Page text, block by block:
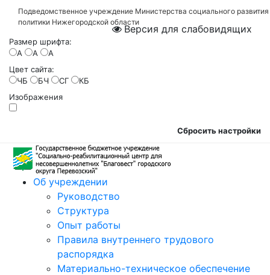
Подведомственное учреждение Министерства социального
политики Нижегородской области
Версия для слабовидящих
Размер шрифта:
A
A
A
Цвет сайта:
ЧБ
БЧ СГ
КБ
Изображения
Сбросить настройки
Об учреждении
Руководство
Структура
Опыт работы
Правила внутреннего трудового
распорядка
Материально-техническое обеспечение